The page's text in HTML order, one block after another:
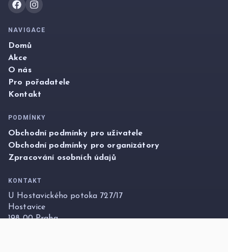
NAVIGACE
Domů
Akce
O nás
Pro pořadatele
Kontakt
PODMÍNKY
Obchodní podmínky pro uživatele
Obchodní podmínky pro organizátory
Zpracování osobních údajů
KONTAKT
U Hostavického potoka 727/17
Hostavice
198 00 Praha